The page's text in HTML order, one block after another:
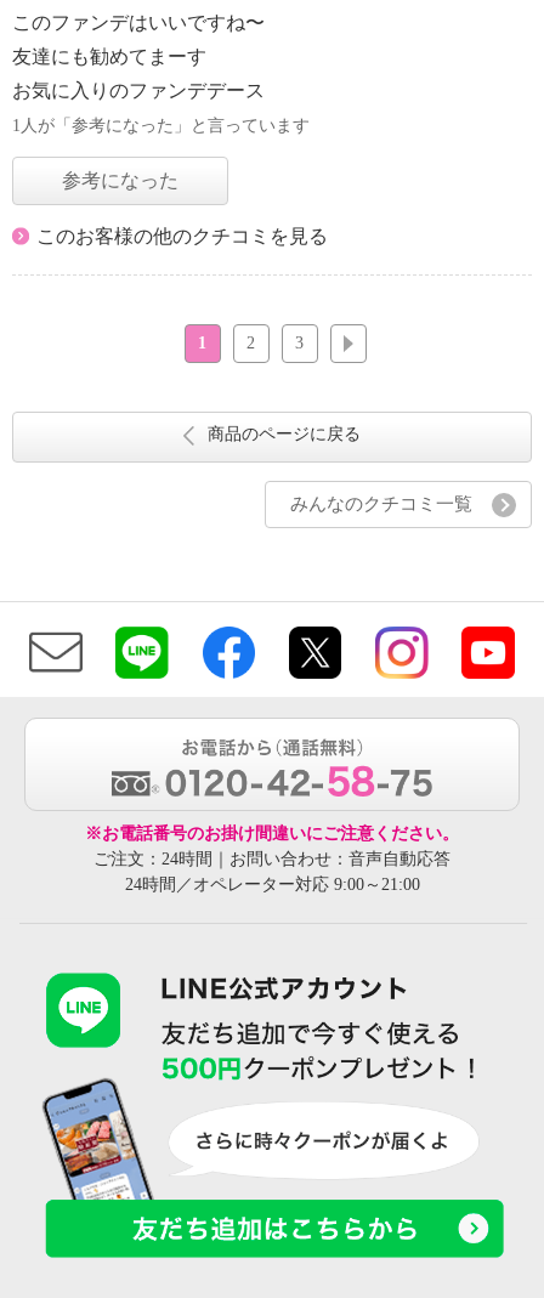
このファンデはいいですね〜
友達にも勧めてまーす
お気に入りのファンデデース
1人が「参考になった」と言っています
参考になった
このお客様の他のクチコミを見る
1 2 3
商品のページに戻る
みんなのクチコミ一覧
※お電話番号のお掛け間違いにご注意ください。
ご注文：24時間｜お問い合わせ：音声自動応答
24時間／オペレーター対応 9:00～21:00